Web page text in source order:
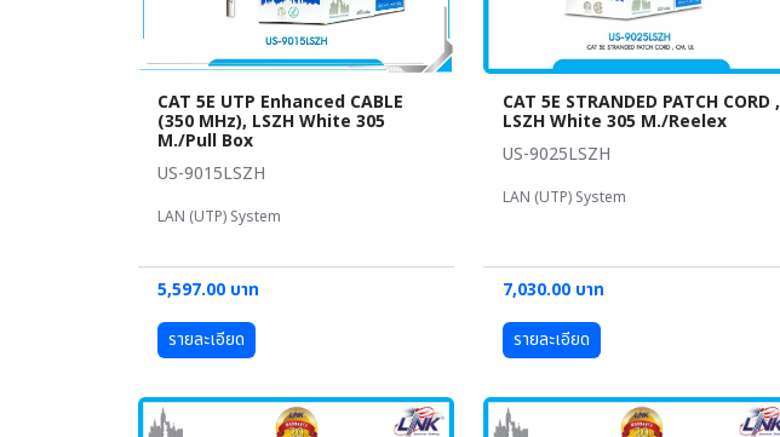
CAT 5E UTP Enhanced CABLE
(350 MHz), LSZH White 305
M./Pull Box
US-9015LSZH
LAN (UTP) System
5,597.00 บาท
รายละเอียด
CAT 5E STRANDED PATCH CORD ,
LSZH White 305 M./Reelex
US-9025LSZH
LAN (UTP) System
7,030.00 บาท
รายละเอียด